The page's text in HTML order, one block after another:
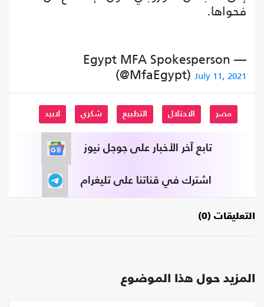
فحواها.
— Egypt MFA Spokesperson
(@MfaEgypt) July 11, 2021
مصر الاحتلال التطبيع شكري لابيد
تابع آخر الأخبار على جوجل نيوز
اشترك في قناتنا على تليغرام
التعليقات (0)
المزيد حول هذا الموضوع